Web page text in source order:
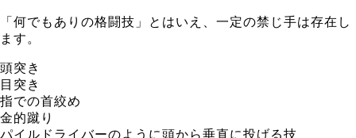
「何でもありの格闘技」とはいえ、一定の禁じ手は存在し
ます。
頭突き
目突き
指での首絞め
金的蹴り
パイルドライバーのように頭から垂直に投げる技